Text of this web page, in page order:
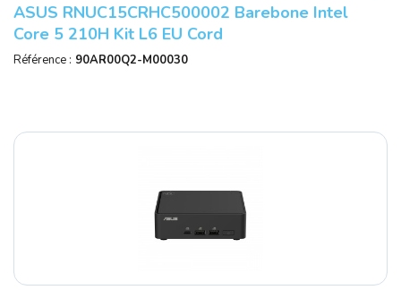
ASUS RNUC15CRHC500002 Barebone Intel
Core 5 210H Kit L6 EU Cord
Référence : 90AR00Q2-M00030